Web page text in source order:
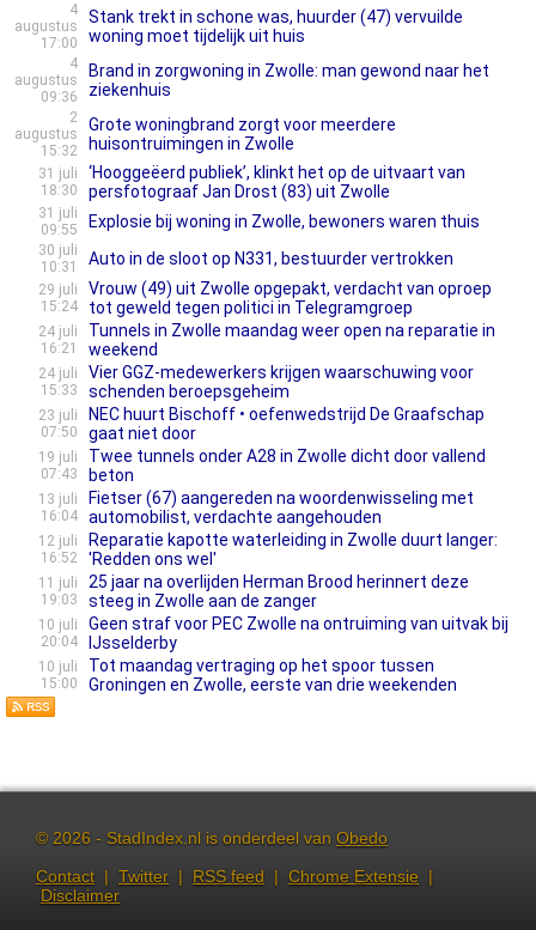
4
augustus
17:00
Stank trekt in schone was, huurder (47) vervuilde
woning moet tijdelijk uit huis
4
augustus
09:36
Brand in zorgwoning in Zwolle: man gewond naar het
ziekenhuis
2
augustus
15:32
Grote woningbrand zorgt voor meerdere
huisontruimingen in Zwolle
31 juli
18:30
‘Hooggeëerd publiek’, klinkt het op de uitvaart van
persfotograaf Jan Drost (83) uit Zwolle
31 juli
09:55
Explosie bij woning in Zwolle, bewoners waren thuis
30 juli
10:31
Auto in de sloot op N331, bestuurder vertrokken
29 juli
15:24
Vrouw (49) uit Zwolle opgepakt, verdacht van oproep
tot geweld tegen politici in Telegramgroep
24 juli
16:21
Tunnels in Zwolle maandag weer open na reparatie in
weekend
24 juli
15:33
Vier GGZ-medewerkers krijgen waarschuwing voor
schenden beroepsgeheim
23 juli
07:50
NEC huurt Bischoff • oefenwedstrijd De Graafschap
gaat niet door
19 juli
07:43
Twee tunnels onder A28 in Zwolle dicht door vallend
beton
13 juli
16:04
Fietser (67) aangereden na woordenwisseling met
automobilist, verdachte aangehouden
12 juli
16:52
Reparatie kapotte waterleiding in Zwolle duurt langer:
'Redden ons wel'
11 juli
19:03
25 jaar na overlijden Herman Brood herinnert deze
steeg in Zwolle aan de zanger
10 juli
20:04
Geen straf voor PEC Zwolle na ontruiming van uitvak bij
IJsselderby
10 juli
15:00
Tot maandag vertraging op het spoor tussen
Groningen en Zwolle, eerste van drie weekenden
© 2026 - StadIndex.nl is onderdeel van Obedo
Contact | Twitter | RSS feed | Chrome Extensie |
Disclaimer